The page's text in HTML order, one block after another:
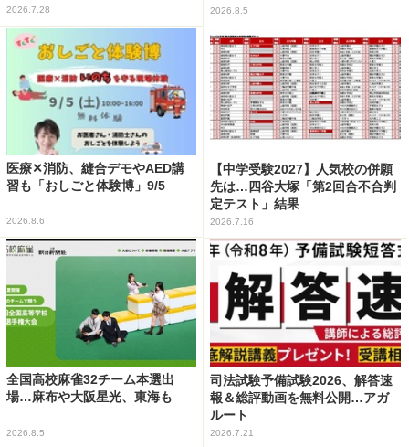
2026.7.28 2026.8.5
医療✕消防、縫合デモやAED講
習も「おしごと体験博」9/5
2026.8.6
【中学受験2027】人気校の併願
先は…四谷大塚「第2回合不合判
定テスト」結果
2026.7.16
全国高校麻雀32チーム本選出
場…麻布や大阪星光、東海も
2026.8.5
司法試験予備試験2026、解答速
報＆総評動画を無料公開…アガ
ルート
2026.7.21